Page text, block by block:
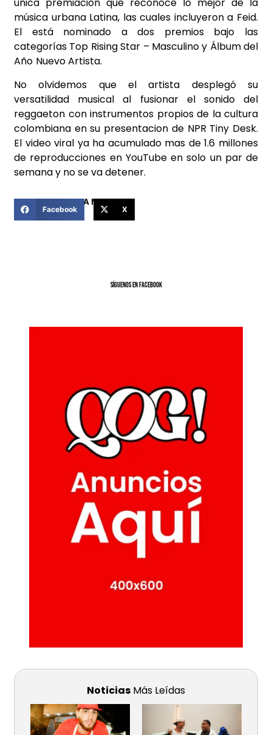
única premiación que reconoce lo mejor de la
música urbana Latina, las cuales incluyeron a Feid.
El está nominado a dos premios bajo las
categorías Top Rising Star – Masculino y Álbum del
Año Nuevo Artista.
No olvidemos que el artista desplegó su
versatilidad musical al fusionar el sonido del
reggaeton con instrumentos propios de la cultura
colombiana en su presentacion de NPR Tiny Desk.
El video viral ya ha acumulado mas de 1.6 millones
de reproducciones en YouTube en solo un par de
semana y no se va detener.
COMPARTIR ESTA NOTICIA
Facebook X
SíGUENOS EN FACEBOOK
Noticias Más Leídas